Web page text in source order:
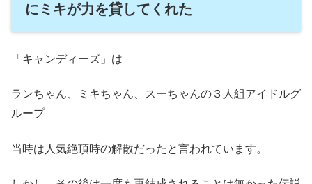
にミキが力を貸してくれた
「キャンディーズ」は
ランちゃん、ミキちゃん、スーちゃんの３人組アイドルグ
ループ
当時は人気絶頂時の解散だったと言われています。